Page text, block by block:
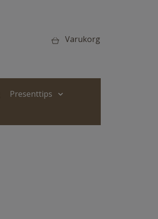
Varukorg
Presenttips